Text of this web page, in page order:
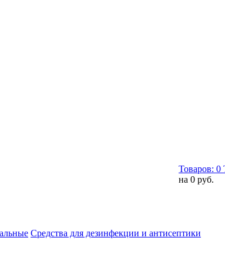
Товаров: 0
на 0 руб.
Средства для дезинфекции и антисептики